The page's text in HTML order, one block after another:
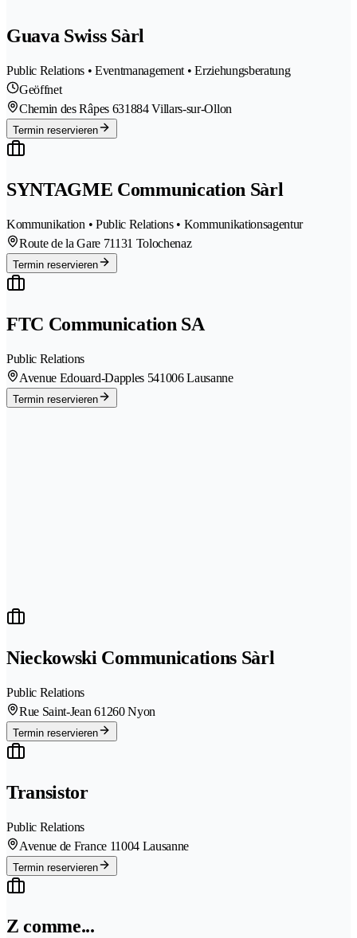
Guava Swiss Sàrl
Public Relations • Eventmanagement • Erziehungsberatung
Geöffnet
Chemin des Râpes 631884 Villars-sur-Ollon
Termin reservieren
SYNTAGME Communication Sàrl
Kommunikation • Public Relations • Kommunikationsagentur
Route de la Gare 71131 Tolochenaz
Termin reservieren
FTC Communication SA
Public Relations
Avenue Edouard-Dapples 541006 Lausanne
Termin reservieren
Nieckowski Communications Sàrl
Public Relations
Rue Saint-Jean 61260 Nyon
Termin reservieren
Transistor
Public Relations
Avenue de France 11004 Lausanne
Termin reservieren
Z comme...